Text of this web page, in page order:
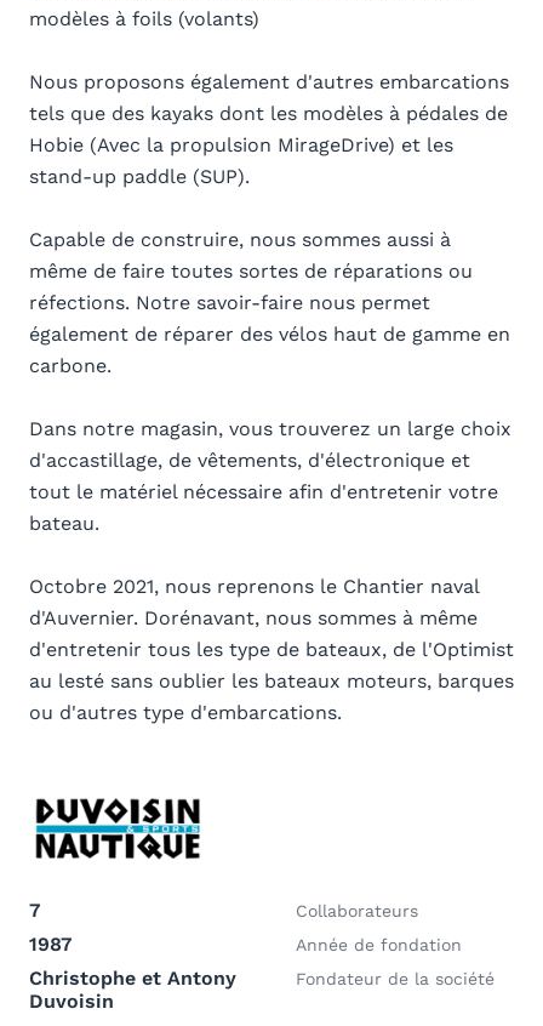
modèles à foils (volants)
Nous proposons également d'autres embarcations
tels que des kayaks dont les modèles à pédales de
Hobie (Avec la propulsion MirageDrive) et les
stand-up paddle (SUP).
Capable de construire, nous sommes aussi à
même de faire toutes sortes de réparations ou
réfections. Notre savoir-faire nous permet
également de réparer des vélos haut de gamme en
carbone.
Dans notre magasin, vous trouverez un large choix
d'accastillage, de vêtements, d'électronique et
tout le matériel nécessaire afin d'entretenir votre
bateau.
Octobre 2021, nous reprenons le Chantier naval
d'Auvernier. Dorénavant, nous sommes à même
d'entretenir tous les type de bateaux, de l'Optimist
au lesté sans oublier les bateaux moteurs, barques
ou d'autres type d'embarcations.
7 Collaborateurs
1987 Année de fondation
Christophe et Antony
Duvoisin
Fondateur de la société